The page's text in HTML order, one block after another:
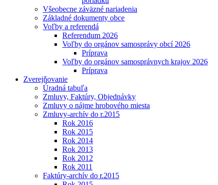
Všeobecne záväzné nariadenia
Základné dokumenty obce
Voľby a referendá
Referendum 2026
Voľby do orgánov samosprávy obcí 2026
Príprava
Voľby do orgánov samosprávnych krajov 2026
Príprava
Zverejňovanie
Úradná tabuľa
Zmluvy, Faktúry, Objednávky
Zmluvy o nájme hrobového miesta
Zmluvy-archív do r.2015
Rok 2016
Rok 2015
Rok 2014
Rok 2013
Rok 2012
Rok 2011
Faktúry-archív do r.2015